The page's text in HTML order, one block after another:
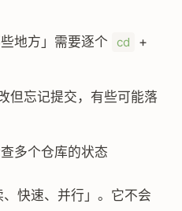
地方」需要逐个
cd +
但忘记提交，有些可能落
多个仓库的状态
快速、并行」。它不会